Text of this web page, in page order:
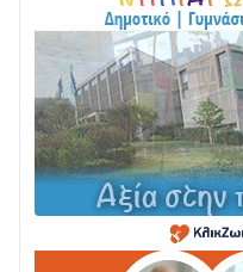
Στο σκοτάδι μεγάλο
04/08 • 19:47
Σε τροχιά υλοποίησης
της Ναυπάκτου
04/08 • 12:08
Σε φουλ ρυθμούς το
| Αυτοψία Καββαδά